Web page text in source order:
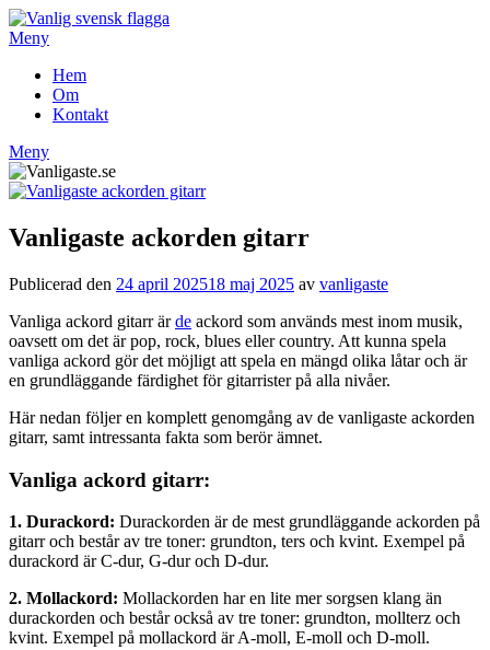
Hoppa
till
Meny
Hem
Om
Kontakt
Meny
Vanligaste ackorden gitarr
Publicerad den 24 april 202518 maj 2025 av vanligaste
Vanliga ackord gitarr ärde ackord som används mest inom musik,
oavsett om det är pop, rock, blues eller country. Att kunna spela
vanliga ackord gör det möjligt att spela en mängd olika låtar och är
en grundläggande färdighet för gitarrister på alla nivåer.
Här nedan följer en komplett genomgång av de vanligaste ackorden
gitarr, samt intressanta fakta som berör ämnet.
Vanliga ackord gitarr:
1. Durackord: Durackorden är de mest grundläggande ackorden på
gitarr och består av tre toner: grundton, ters och kvint. Exempel på
durackord är C-dur, G-dur och D-dur.
2. Mollackord: Mollackorden har en lite mer sorgsen klang än
durackorden och består också av tre toner: grundton, mollterz och
kvint. Exempel på mollackord är A-moll, E-moll och D-moll.